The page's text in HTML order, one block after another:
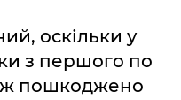
оскільки у
з першого по
пошкоджено